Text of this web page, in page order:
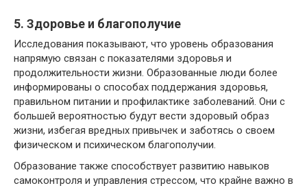
5. Здоровье и благополучие
Исследования показывают, что уровень образования
напрямую связан с показателями здоровья и
продолжительности жизни. Образованные люди более
информированы о способах поддержания здоровья,
правильном питании и профилактике заболеваний. Они с
большей вероятностью будут вести здоровый образ
жизни, избегая вредных привычек и заботясь о своем
физическом и психическом благополучии.
Образование также способствует развитию навыков
самоконтроля и управления стрессом, что крайне важно в